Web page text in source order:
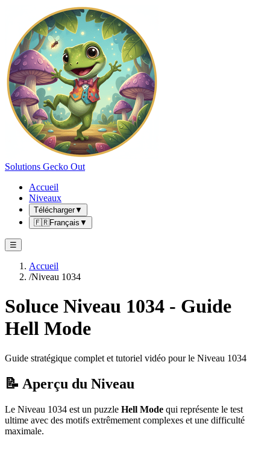
Solutions Gecko Out
Accueil
Niveaux
Télécharger▼
🇫🇷Français ▼
☰
Accueil
/Niveau 1034
Soluce Niveau 1034 - Guide
Hell Mode
Guide stratégique complet et tutoriel vidéo pour le Niveau 1034
📝 Aperçu du Niveau
Le Niveau 1034 est un puzzle Hell Mode qui représente le test
ultime avec des motifs extrêmement complexes et une difficulté
maximale.